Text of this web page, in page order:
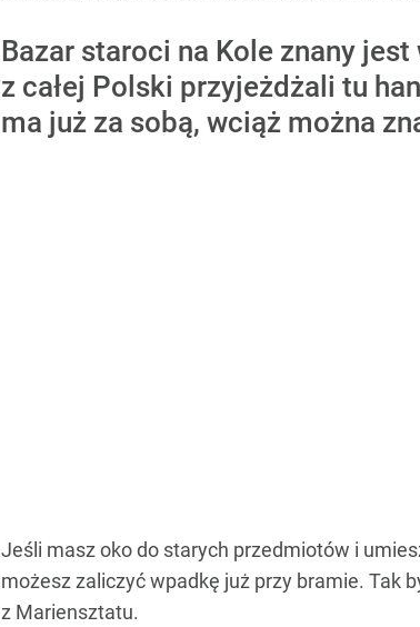
Bazar staroci na Kole znany
z całej Polski przyjeżdżali tu
ma już za sobą, wciąż można
Jeśli masz oko do starych przedmiotów i
możesz zaliczyć wpadkę już przy bramie. Tak
z Mariensztatu.